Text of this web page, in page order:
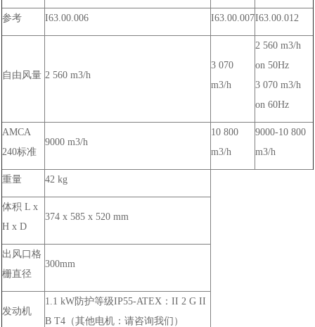
参考 I63.00.006 I63.00.007I63.00.012
自由风量 2 560 m3/h
3 070
m3/h
2 560 m3/h
on 50Hz
3 070 m3/h
on 60Hz
AMCA
240标准
9000 m3/h
10 800
m3/h
9000-10 800
m3/h
重量 42 kg
体积 L x
H x D
374 x 585 x 520 mm
出风口格
栅直径
300mm
发动机
1.1 kW防护等级IP55-ATEX：II 2 G II
B T4（其他电机：请咨询我们）